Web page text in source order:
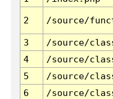
2 /source/
3 /source/
4
/source/
5
/source/
6
/source/